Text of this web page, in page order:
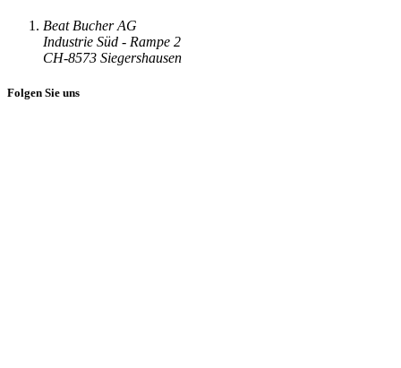
Beat Bucher AG
Industrie Süd - Rampe 2
CH-8573 Siegershausen
Folgen Sie uns